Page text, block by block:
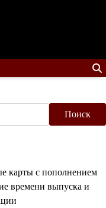
Поиск
карты с пополнением
времени выпуска и